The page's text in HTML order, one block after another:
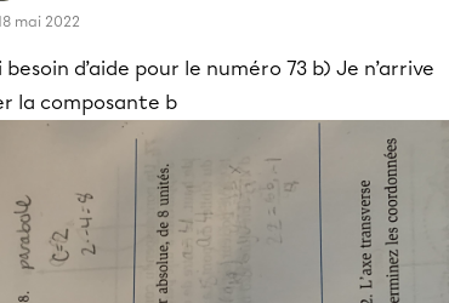
mai 2022
besoin d’aide pour le numéro 73 b) Je n’arrive
la composante b